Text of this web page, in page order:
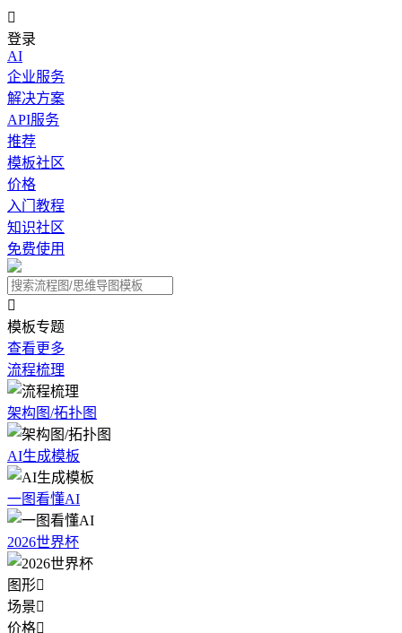

登录
AI
企业服务
解决方案
API服务
推荐
模板社区
价格
入门教程
知识社区
免费使用

模板专题
查看更多
流程梳理
架构图/拓扑图
AI生成模板
一图看懂AI
2026世界杯
图形
场景
价格